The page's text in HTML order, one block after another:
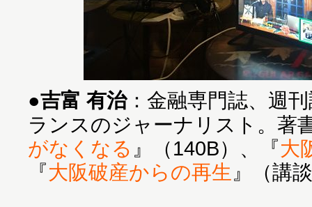
●吉富 有治：金融専門誌、週
ランスのジャーナリスト。著
がなくなる 』（140B）、『大
『大阪破産からの再生 』（講